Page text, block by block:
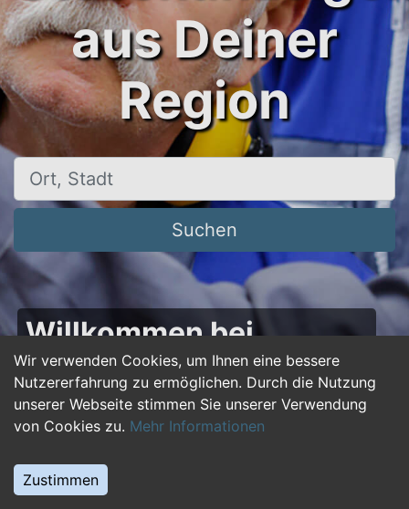
Wir verwenden Cookies, um Ihnen eine bessere
Nutzererfahrung zu ermöglichen. Durch die Nutzung
unserer Webseite stimmen Sie unserer Verwendung
von Cookies zu. Mehr Informationen
Zustimmen
aus Deiner
Region
Ort, Stadt
Suchen
Willkommen bei
50plus-jobs.de – Dein
Portal für Jobs ab 50!
Du bist über 50 und suchst nach einer neuen
beruflichen Herausforderung oder einem
Jobwechsel? Auf